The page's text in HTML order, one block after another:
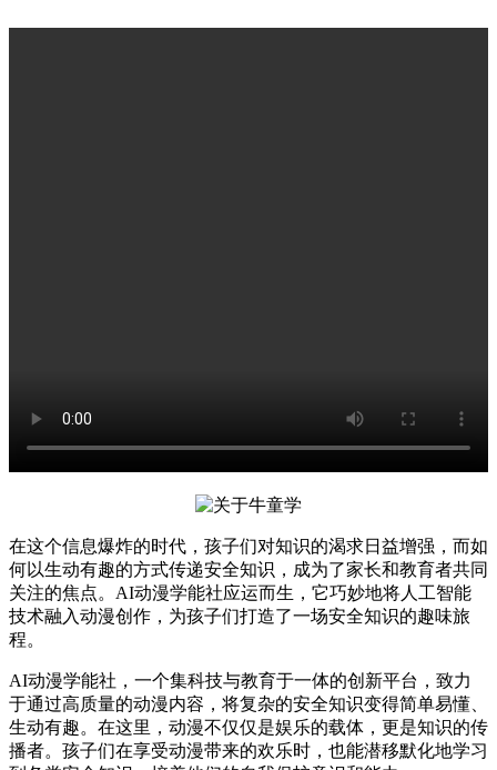
在这个信息爆炸的时代，孩子们对知识的渴求日益增强，而如
何以生动有趣的方式传递安全知识，成为了家长和教育者共同
关注的焦点。AI动漫学能社应运而生，它巧妙地将人工智能
技术融入动漫创作，为孩子们打造了一场安全知识的趣味旅
程。
AI动漫学能社，一个集科技与教育于一体的创新平台，致力
于通过高质量的动漫内容，将复杂的安全知识变得简单易懂、
生动有趣。在这里，动漫不仅仅是娱乐的载体，更是知识的传
播者。孩子们在享受动漫带来的欢乐时，也能潜移默化地学习